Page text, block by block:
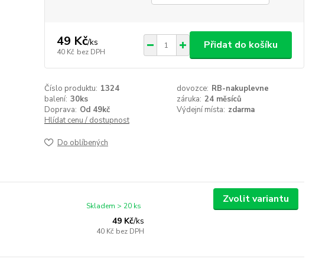
49 Kč/ks
40 Kč bez DPH
Přidat do košíku
Číslo produktu: 1324 dovozce: RB-nakuplevne
balení: 30ks záruka: 24 měsíců
Doprava: Od 49kč Výdejní místa: zdarma
Hlídat cenu / dostupnost
Do oblíbených
49 Kč/ks
40 Kč bez DPH
Skladem > 20 ks
Zvolit variantu